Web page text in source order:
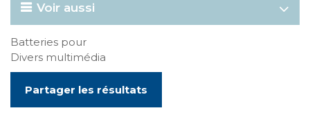
Voir aussi
Batteries pour
Divers multimédia
Partager les résultats